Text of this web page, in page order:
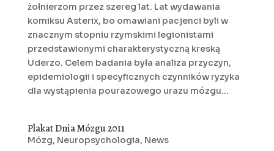
żołnierzom przez szereg lat. Lat wydawania
komiksu Asterix, bo omawiani pacjenci byli w
znacznym stopniu rzymskimi legionistami
przedstawionymi charakterystyczną kreską
Uderzo. Celem badania była analiza przyczyn,
epidemiologii i specyficznych czynników ryzyka
dla wystąpienia pourazowego urazu mózgu...
Plakat Dnia Mózgu 2011
Mózg, Neuropsychologia, News